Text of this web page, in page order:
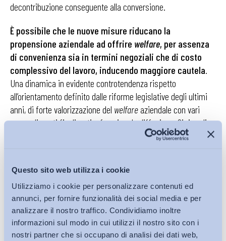
Questo sito web utilizza i cookie
Utilizziamo i cookie per personalizzare contenuti ed
annunci, per fornire funzionalità dei social media e per
analizzare il nostro traffico. Condividiamo inoltre
informazioni sul modo in cui utilizzi il nostro sito con i
nostri partner che si occupano di analisi dei dati web,
decontribuzione conseguente alla conversione.
È possibile che le nuove misure riducano la
propensione aziendale ad offrire welfare, per assenza
di convenienza sia in termini negoziali che di costo
complessivo del lavoro, inducendo maggiore cautela.
Una dinamica in evidente controtendenza rispetto
all’orientamento definito dalle riforme legislative degli ultimi
anni, di forte valorizzazione del welfare aziendale con vari
provvedimenti finalizzati a favorirne la diffusione. Si ricordi
ad esempio la recente conferma, da parte dell’art.1 comma
di figli) del valore agevolato dei beni ceduti e dei servizi
prestati ai lavoratori dipendenti ai sensi dell’art.51 comma 3
del TUIR. Una linearità di intervento legislativo che sembra
ora un poco contraddetta dall’art.1 comma 9 della Legge n.199
del 30 dicembre 2025. È un aspetto che è stato considerato?